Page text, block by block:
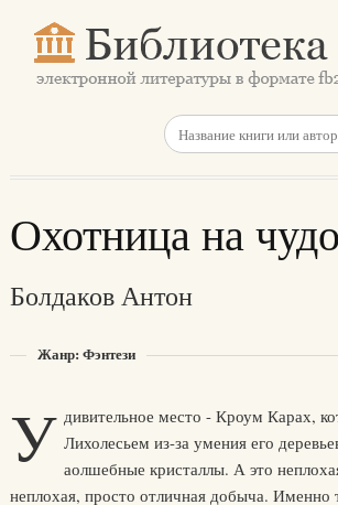
Охотница на
Болдаков Антон
Жанр: Фэнтези
У дивительное место - Кроум Карах,
Лихолесьем из-за умения его
аолшебные кристаллы. А это
неплохая, просто отличная добыча.